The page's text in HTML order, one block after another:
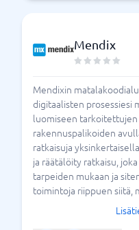
Mendix
Mendixin
digitaalisten prosessiesi
luomiseen
rakennuspalikoiden
ratkaisuja
ja räätälöity ratkaisu,
tarpeiden mukaan ja
toimintoja riippuen siitä,